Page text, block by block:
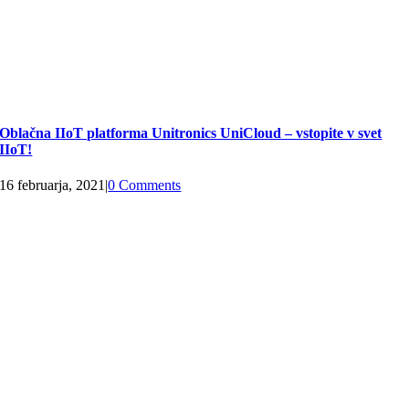
Oblačna IIoT platforma Unitronics UniCloud – vstopite v svet
IIoT!
16 februarja, 2021 |0 Comments